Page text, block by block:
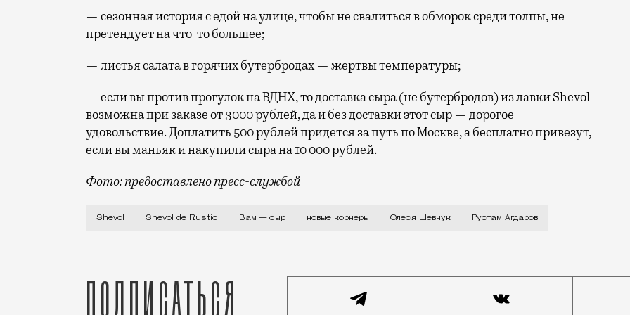
— сезонная история с едой на улице, чтобы не свалиться в обморок среди толпы, не
претендует на что-то большее;
— листья салата в горячих бутербродах — жертвы температуры;
— если вы против прогулок на ВДНХ, то доставка сыра (не бутербродов) из лавки Shevol
возможна при заказе от 3000 рублей, да и без доставки этот сыр — дорогое
удовольствие. Доплатить 500 рублей придется за путь по Москве, а бесплатно привезут,
если вы маньяк и накупили сыра на 10 000 рублей.
Фото: предоставлено пресс-службой
Сыроделы Олеся Шевчук и Рустам Агдаров несколько лет назад основали семейную
Shevol Shevol de Rustic Вам — сыр новые корнеры Олеся Шевчук Рустам Агдаров
Подписаться